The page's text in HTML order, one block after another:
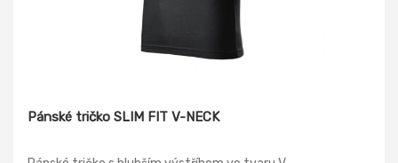
Pánské tričko SLIM FIT V-NECK